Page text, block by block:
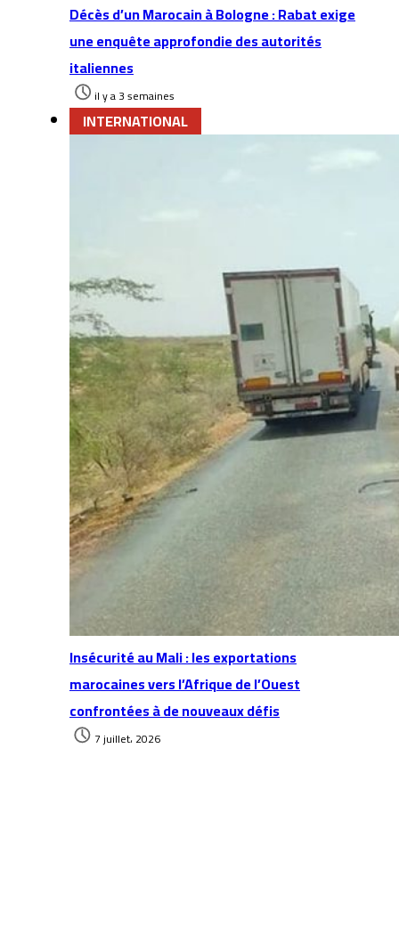
Décès d’un Marocain à Bologne : Rabat exige
une enquête approfondie des autorités
italiennes
il y a 3 semaines
INTERNATIONAL
Insécurité au Mali : les exportations
marocaines vers l’Afrique de l’Ouest
confrontées à de nouveaux défis
7 juillet، 2026